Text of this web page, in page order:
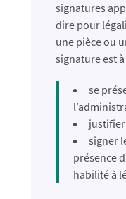
signatures
dire pour
une pièce ou
signature est
se
signer
présence
habilité à